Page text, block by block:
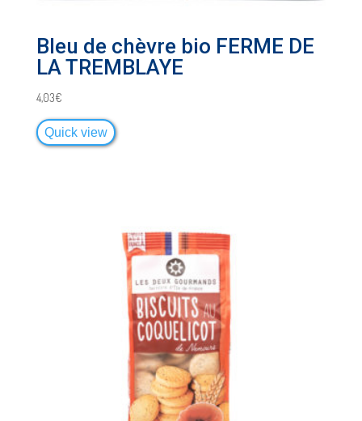
Bleu de chèvre bio FERME DE
LA TREMBLAYE
4,03€
Quick view